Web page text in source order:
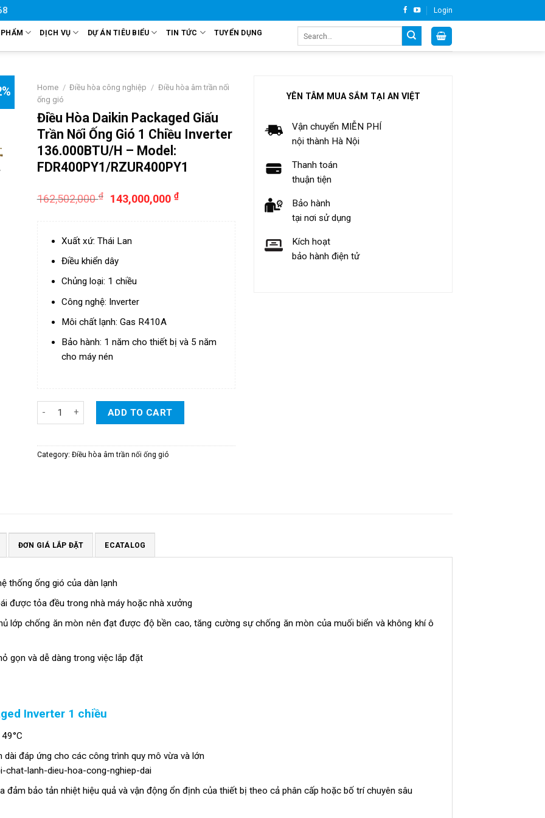
Login
DỊCH VỤ DỰ ÁN TIÊU BIỂU TIN TỨC TUYỂN DỤNG
Home / Điều hòa công nghiệp / Điều hòa âm trần nối
ống gió
Điều Hòa Daikin Packaged Giấu
Trần Nối Ống Gió 1 Chiều Inverter
136.000BTU/H – Model:
FDR400PY1/RZUR400PY1
162,502,000₫ 143,000,000₫
Xuất xứ: Thái Lan
Điều khiển dây
Chủng loại: 1 chiều
Công nghệ: Inverter
Môi chất lạnh: Gas R410A
Bảo hành: 1 năm cho thiết bị và 5 năm
cho máy nén
ADD TO CART
Category: Điều hòa âm trần nối ống gió
YÊN TÂM MUA SẮM TẠI AN VIỆT
Vận chuyển MIỄN PHÍ
nội thành Hà Nội
Thanh toán
thuận tiện
Bảo hành
tại nơi sử dụng
Kích hoạt
bảo hành điện tử
ĐƠN GIÁ LẮP ĐẶT ECATALOG
thống ống gió của dàn lạnh
được tỏa đều trong nhà máy hoặc nhà xưởng
lớp chống ăn mòn nên đạt được độ bền cao, tăng cường sự chống ăn mòn của muối biển và không khí ô
gọn và dễ dàng trong việc lắp đặt
Inverter 1 chiều
đáp ứng cho các công trình quy mô vừa và lớn
đảm bảo tản nhiệt hiệu quả và vận động ổn định của thiết bị theo cả phân cấp hoặc bố trí chuyên sâu